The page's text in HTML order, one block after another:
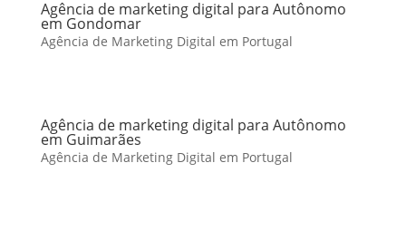
Agência de marketing digital para Autônomo
em Gondomar
Agência de Marketing Digital em Portugal
Agência de marketing digital para Autônomo
em Guimarães
Agência de Marketing Digital em Portugal